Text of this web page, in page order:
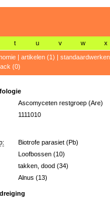
t u v w x
| artikelen (1) |
(0)
Ascomyceten restgroep (Are)
1111010
Biotrofe parasiet (Pb)
Loofbossen (10)
takken, dood (34)
Alnus (13)